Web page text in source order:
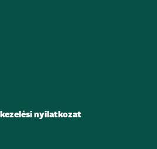
nyilatkozat